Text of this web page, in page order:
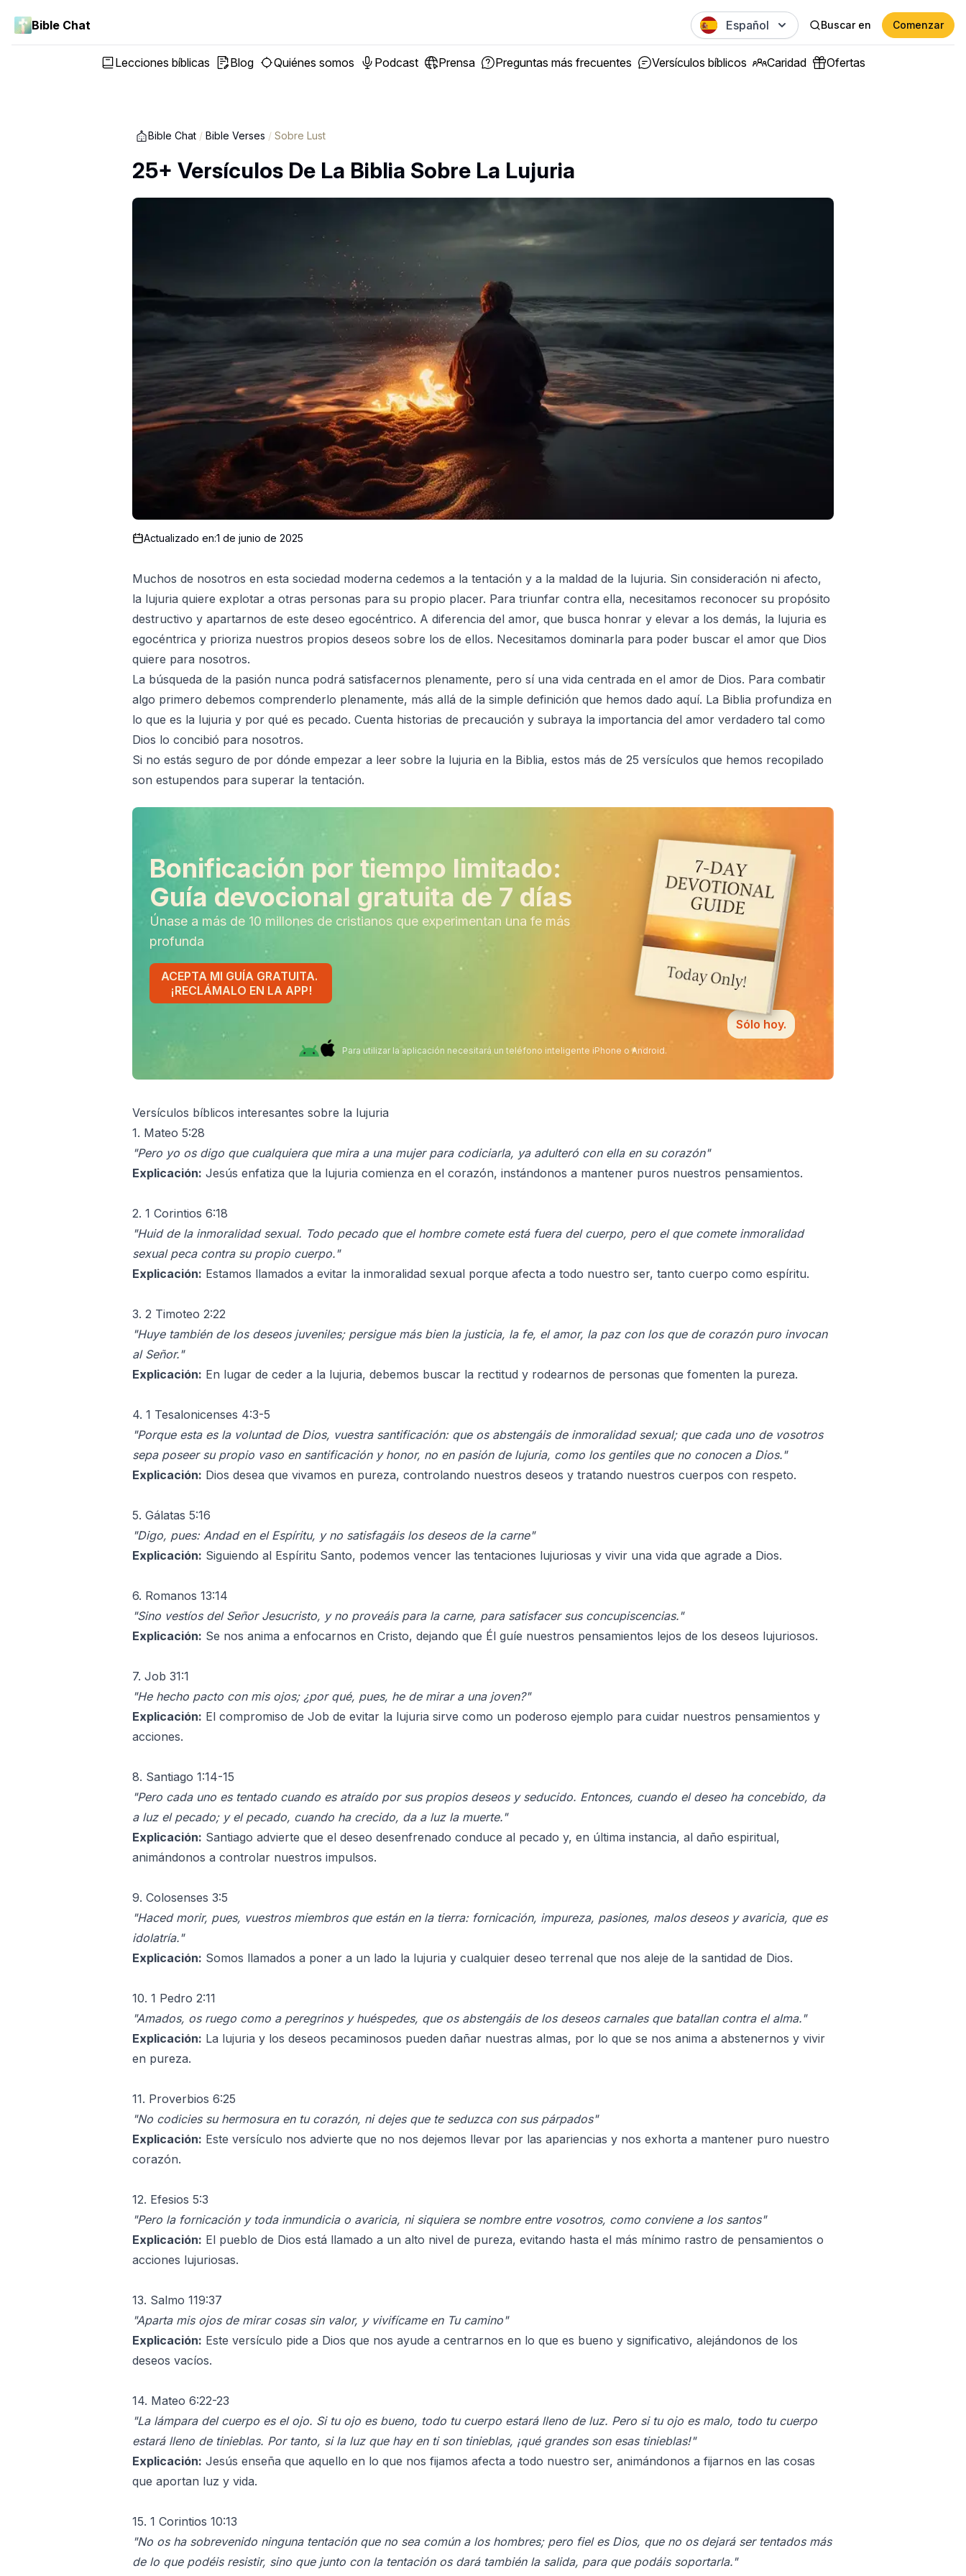
Bible Chat Español Buscar en Comenzar
Lecciones bíblicas Blog Quiénes somos Podcast Prensa Preguntas más frecuentes Versículos bíblicos Caridad Ofertas
Bible Chat / Bible Verses / Sobre Lust
25+ Versículos De La Biblia Sobre La Lujuria
Actualizado en:1 de junio de 2025
Muchos de nosotros en esta sociedad moderna cedemos a la tentación y a la maldad de la lujuria. Sin consideración ni afecto,
la lujuria quiere explotar a otras personas para su propio placer. Para triunfar contra ella, necesitamos reconocer su propósito
destructivo y apartarnos de este deseo egocéntrico. A diferencia del amor, que busca honrar y elevar a los demás, la lujuria es
egocéntrica y prioriza nuestros propios deseos sobre los de ellos. Necesitamos dominarla para poder buscar el amor que Dios
quiere para nosotros.
La búsqueda de la pasión nunca podrá satisfacernos plenamente, pero sí una vida centrada en el amor de Dios. Para combatir
algo primero debemos comprenderlo plenamente, más allá de la simple definición que hemos dado aquí. La Biblia profundiza en
lo que es la lujuria y por qué es pecado. Cuenta historias de precaución y subraya la importancia del amor verdadero tal como
Dios lo concibió para nosotros.
Si no estás seguro de por dónde empezar a leer sobre la lujuria en la Biblia, estos más de 25 versículos que hemos recopilado
son estupendos para superar la tentación.
Bonificación por tiempo limitado:
Guía devocional gratuita de 7 días
Únase a más de 10 millones de cristianos que experimentan una fe más
profunda
ACEPTA MI GUÍA GRATUITA.
¡RECLÁMALO EN LA APP!
Sólo hoy.
Para utilizar la aplicación necesitará un teléfono inteligente iPhone o Android.
Versículos bíblicos interesantes sobre la lujuria
1. Mateo 5:28
"Pero yo os digo que cualquiera que mira a una mujer para codiciarla, ya adulteró con ella en su corazón"
Explicación: Jesús enfatiza que la lujuria comienza en el corazón, instándonos a mantener puros nuestros pensamientos.
2. 1 Corintios 6:18
"Huid de la inmoralidad sexual. Todo pecado que el hombre comete está fuera del cuerpo, pero el que comete inmoralidad
sexual peca contra su propio cuerpo."
Explicación: Estamos llamados a evitar la inmoralidad sexual porque afecta a todo nuestro ser, tanto cuerpo como espíritu.
3. 2 Timoteo 2:22
"Huye también de los deseos juveniles; persigue más bien la justicia, la fe, el amor, la paz con los que de corazón puro invocan
al Señor."
Explicación: En lugar de ceder a la lujuria, debemos buscar la rectitud y rodearnos de personas que fomenten la pureza.
4. 1 Tesalonicenses 4:3-5
"Porque esta es la voluntad de Dios, vuestra santificación: que os abstengáis de inmoralidad sexual; que cada uno de vosotros
sepa poseer su propio vaso en santificación y honor, no en pasión de lujuria, como los gentiles que no conocen a Dios."
Explicación: Dios desea que vivamos en pureza, controlando nuestros deseos y tratando nuestros cuerpos con respeto.
5. Gálatas 5:16
"Digo, pues: Andad en el Espíritu, y no satisfagáis los deseos de la carne"
Explicación: Siguiendo al Espíritu Santo, podemos vencer las tentaciones lujuriosas y vivir una vida que agrade a Dios.
6. Romanos 13:14
"Sino vestíos del Señor Jesucristo, y no proveáis para la carne, para satisfacer sus concupiscencias."
Explicación: Se nos anima a enfocarnos en Cristo, dejando que Él guíe nuestros pensamientos lejos de los deseos lujuriosos.
7. Job 31:1
"He hecho pacto con mis ojos; ¿por qué, pues, he de mirar a una joven?"
Explicación: El compromiso de Job de evitar la lujuria sirve como un poderoso ejemplo para cuidar nuestros pensamientos y
acciones.
8. Santiago 1:14-15
"Pero cada uno es tentado cuando es atraído por sus propios deseos y seducido. Entonces, cuando el deseo ha concebido, da
a luz el pecado; y el pecado, cuando ha crecido, da a luz la muerte."
Explicación: Santiago advierte que el deseo desenfrenado conduce al pecado y, en última instancia, al daño espiritual,
animándonos a controlar nuestros impulsos.
9. Colosenses 3:5
"Haced morir, pues, vuestros miembros que están en la tierra: fornicación, impureza, pasiones, malos deseos y avaricia, que es
idolatría."
Explicación: Somos llamados a poner a un lado la lujuria y cualquier deseo terrenal que nos aleje de la santidad de Dios.
10. 1 Pedro 2:11
"Amados, os ruego como a peregrinos y huéspedes, que os abstengáis de los deseos carnales que batallan contra el alma."
Explicación: La lujuria y los deseos pecaminosos pueden dañar nuestras almas, por lo que se nos anima a abstenernos y vivir
en pureza.
11. Proverbios 6:25
"No codicies su hermosura en tu corazón, ni dejes que te seduzca con sus párpados"
Explicación: Este versículo nos advierte que no nos dejemos llevar por las apariencias y nos exhorta a mantener puro nuestro
corazón.
12. Efesios 5:3
"Pero la fornicación y toda inmundicia o avaricia, ni siquiera se nombre entre vosotros, como conviene a los santos"
Explicación: El pueblo de Dios está llamado a un alto nivel de pureza, evitando hasta el más mínimo rastro de pensamientos o
acciones lujuriosas.
13. Salmo 119:37
"Aparta mis ojos de mirar cosas sin valor, y vivifícame en Tu camino"
Explicación: Este versículo pide a Dios que nos ayude a centrarnos en lo que es bueno y significativo, alejándonos de los
deseos vacíos.
14. Mateo 6:22-23
"La lámpara del cuerpo es el ojo. Si tu ojo es bueno, todo tu cuerpo estará lleno de luz. Pero si tu ojo es malo, todo tu cuerpo
estará lleno de tinieblas. Por tanto, si la luz que hay en ti son tinieblas, ¡qué grandes son esas tinieblas!"
Explicación: Jesús enseña que aquello en lo que nos fijamos afecta a todo nuestro ser, animándonos a fijarnos en las cosas
que aportan luz y vida.
15. 1 Corintios 10:13
"No os ha sobrevenido ninguna tentación que no sea común a los hombres; pero fiel es Dios, que no os dejará ser tentados más
de lo que podéis resistir, sino que junto con la tentación os dará también la salida, para que podáis soportarla."